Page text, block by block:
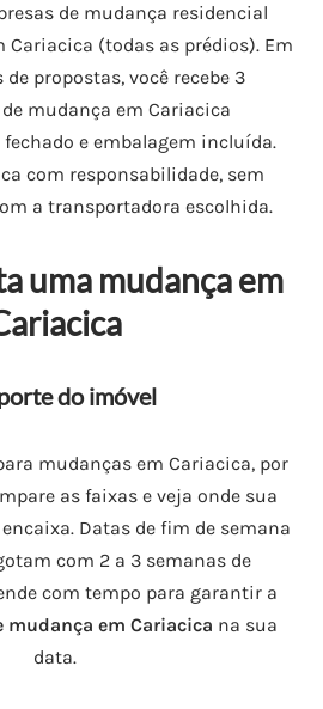
de mudança residencial
Cariacica (todas as prédios). Em
de propostas, você recebe 3
mudança em Cariacica
e embalagem incluída.
com responsabilidade, sem
a transportadora escolhida.
uma mudança em
do imóvel
mudanças em Cariacica, por
as faixas e veja onde sua
Datas de fim de semana
com 2 a 3 semanas de
com tempo para garantir a
mudança em Cariacica na sua
data.